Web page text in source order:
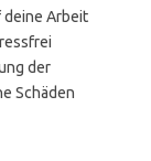
deine Arbeit
der
Schäden